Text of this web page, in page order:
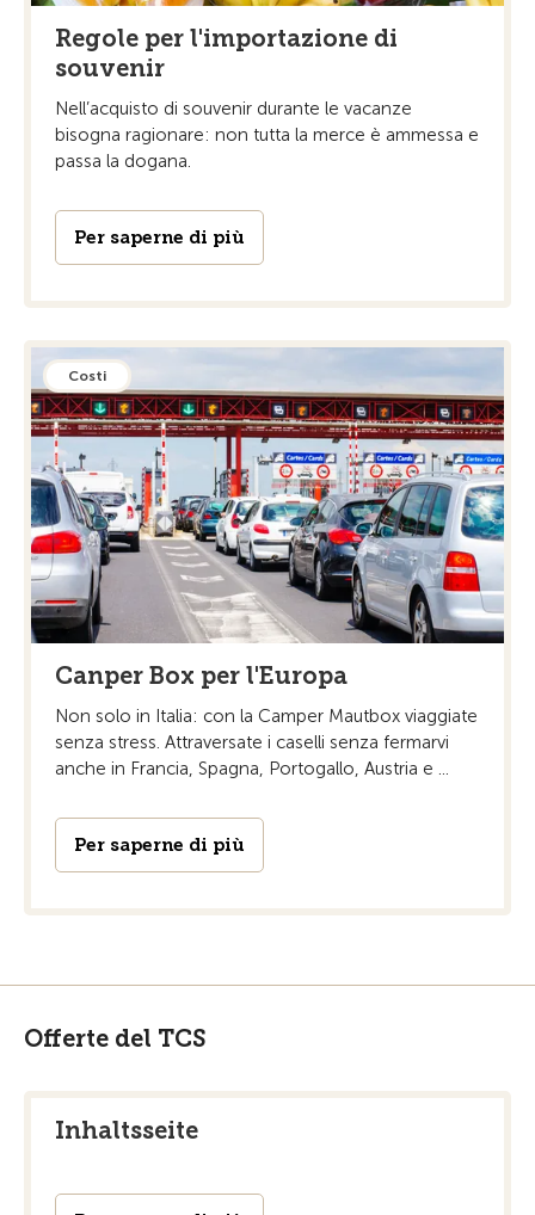
Regole per l'importazione di
souvenir
Nell’acquisto di souvenir durante le vacanze
bisogna ragionare: non tutta la merce è ammessa e
passa la dogana.
Per saperne di più
Costi
Canper Box per l'Europa
Non solo in Italia: con la Camper Mautbox viaggiate
senza stress. Attraversate i caselli senza fermarvi
anche in Francia, Spagna, Portogallo, Austria e ...
Per saperne di più
Offerte del TCS
Inhaltsseite